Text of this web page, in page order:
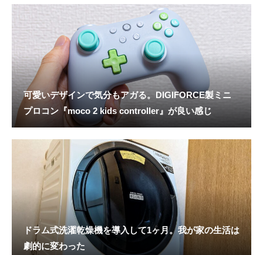
可愛いデザインで気分もアガる。DIGIFORCE製ミニ
プロコン『moco 2 kids controller』が良い感じ
ドラム式洗濯乾燥機を導入して1ヶ月。我が家の生活は
劇的に変わった